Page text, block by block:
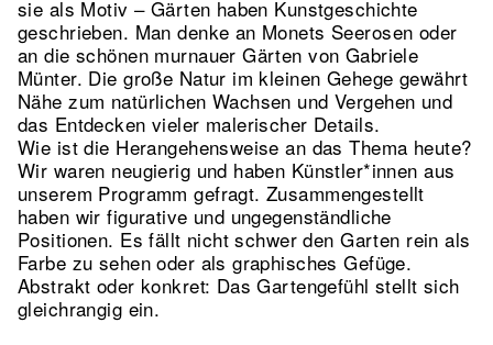
sie als Motiv – Gärten haben Kunstgeschichte
geschrieben. Man denke an Monets Seerosen oder
an die schönen murnauer Gärten von Gabriele
Münter. Die große Natur im kleinen Gehege gewährt
Nähe zum natürlichen Wachsen und Vergehen und
das Entdecken vieler malerischer Details.
Wie ist die Herangehensweise an das Thema heute?
Wir waren neugierig und haben Künstler*innen aus
unserem Programm gefragt. Zusammengestellt
haben wir figurative und ungegenständliche
Positionen. Es fällt nicht schwer den Garten rein als
Farbe zu sehen oder als graphisches Gefüge.
Abstrakt oder konkret: Das Gartengefühl stellt sich
gleichrangig ein.